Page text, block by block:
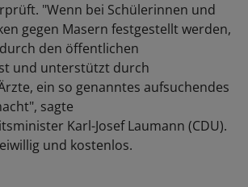
"Wenn bei Schülerinnen und
gegen Masern festgestellt werden,
den öffentlichen
und unterstützt durch
ein so genanntes aufsuchendes
sagte
Karl-Josef Laumann (CDU).
und kostenlos.